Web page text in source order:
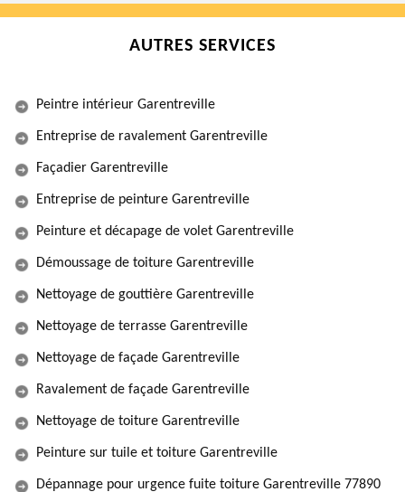
AUTRES SERVICES
Peintre intérieur Garentreville
Entreprise de ravalement Garentreville
Façadier Garentreville
Entreprise de peinture Garentreville
Peinture et décapage de volet Garentreville
Démoussage de toiture Garentreville
Nettoyage de gouttière Garentreville
Nettoyage de terrasse Garentreville
Nettoyage de façade Garentreville
Ravalement de façade Garentreville
Nettoyage de toiture Garentreville
Peinture sur tuile et toiture Garentreville
Dépannage pour urgence fuite toiture Garentreville 77890